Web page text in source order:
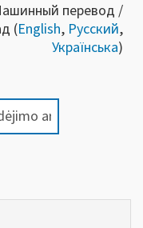
перевод /
(English, Русский,
Українська)